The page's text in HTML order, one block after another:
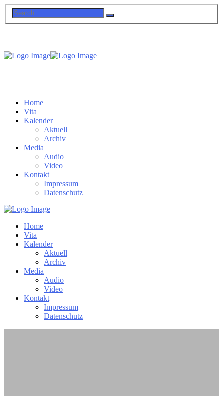
Home
Vita
Kalender
Aktuell
Archiv
Media
Audio
Video
Kontakt
Impressum
Datenschutz
Home
Vita
Kalender
Aktuell
Archiv
Media
Audio
Video
Kontakt
Impressum
Datenschutz